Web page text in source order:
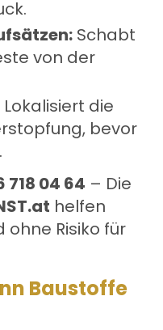
Schabt
von der
Lokalisiert die
bevor
718 04 64 – Die
helfen
ohne Risiko für
Baustoffe